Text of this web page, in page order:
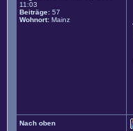
11:03
Beiträge: 57
Wohnort: Mainz
Nach oben